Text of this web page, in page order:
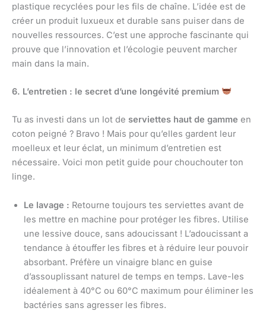
plastique recyclées pour les fils de chaîne. L’idée est de
créer un produit luxueux et durable sans puiser dans de
nouvelles ressources. C’est une approche fascinante qui
prouve que l’innovation et l’écologie peuvent marcher
main dans la main.
6. L’entretien : le secret d’une longévité premium
Tu as investi dans un lot de serviettes haut de gamme en
coton peigné ? Bravo ! Mais pour qu’elles gardent leur
moelleux et leur éclat, un minimum d’entretien est
nécessaire. Voici mon petit guide pour chouchouter ton
linge.
Le lavage : Retourne toujours tes serviettes avant de
les mettre en machine pour protéger les fibres. Utilise
une lessive douce, sans adoucissant ! L’adoucissant a
tendance à étouffer les fibres et à réduire leur pouvoir
absorbant. Préfère un vinaigre blanc en guise
d’assouplissant naturel de temps en temps. Lave-les
idéalement à 40°C ou 60°C maximum pour éliminer les
bactéries sans agresser les fibres.